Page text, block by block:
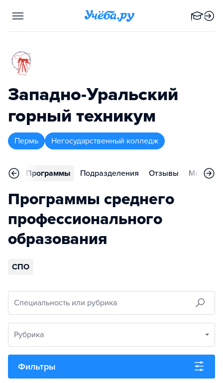
Западно-Уральский
горный техникум
Пермь Негосударственный колледж
Программы Подразделения Отзывы
Программы среднего
профессионального
образования
СПО
Специальность или рубрика
Рубрика
Фильтры